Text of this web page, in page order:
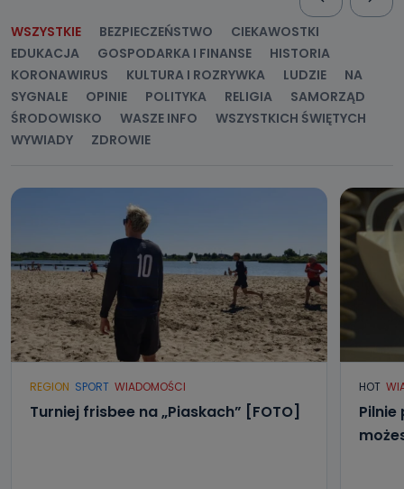
WSZYSTKIE BEZPIECZEŃSTWO
CIEKAWOSTKI
EDUKACJA
GOSPODARKA I FINANSE
HISTORIA
KORONAWIRUS
KULTURA I ROZRYWKA LUDZIE
NA
SYGNALE
OPINIE POLITYKA RELIGIA
SAMORZĄD
ŚRODOWISKO
WASZE INFO
WSZYSTKICH ŚWIĘTYCH
WYWIADY
ZDROWIE
REGION SPORT WIADOMOŚCI
Turniej frisbee na „Piaskach” [FOTO]
HOT